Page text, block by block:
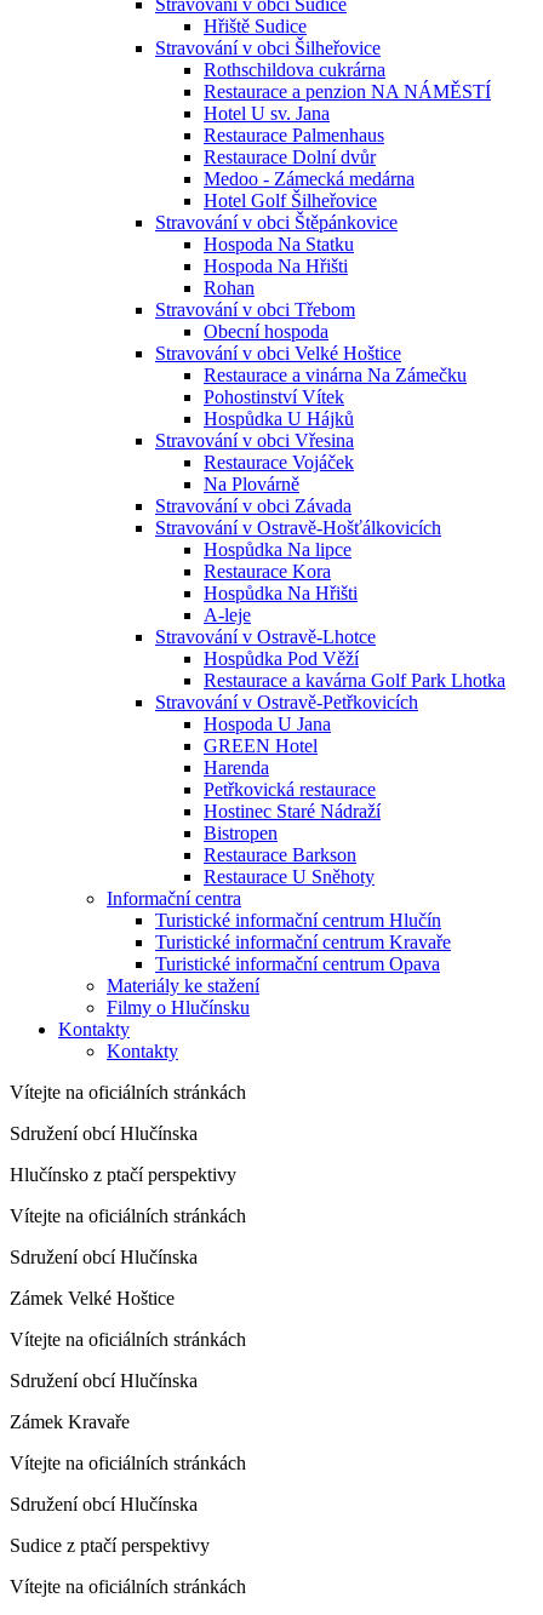
Stravování v obci Sudice
Hřiště Sudice
Stravování v obci Šilheřovice
Rothschildova cukrárna
Restaurace a penzion NA NÁMĚSTÍ
Hotel U sv. Jana
Restaurace Palmenhaus
Restaurace Dolní dvůr
Medoo - Zámecká medárna
Hotel Golf Šilheřovice
Stravování v obci Štěpánkovice
Hospoda Na Statku
Hospoda Na Hřišti
Rohan
Stravování v obci Třebom
Obecní hospoda
Stravování v obci Velké Hoštice
Restaurace a vinárna Na Zámečku
Pohostinství Vítek
Hospůdka U Hájků
Stravování v obci Vřesina
Restaurace Vojáček
Na Plovárně
Stravování v obci Závada
Stravování v Ostravě-Hošťálkovicích
Hospůdka Na lipce
Restaurace Kora
Hospůdka Na Hřišti
A-leje
Stravování v Ostravě-Lhotce
Hospůdka Pod Věží
Restaurace a kavárna Golf Park Lhotka
Stravování v Ostravě-Petřkovicích
Hospoda U Jana
GREEN Hotel
Harenda
Petřkovická restaurace
Hostinec Staré Nádraží
Bistropen
Restaurace Barkson
Restaurace U Sněhoty
Informační centra
Turistické informační centrum Hlučín
Turistické informační centrum Kravaře
Turistické informační centrum Opava
Materiály ke stažení
Filmy o Hlučínsku
Kontakty
Kontakty
Vítejte na oficiálních stránkách
Sdružení obcí Hlučínska
Hlučínsko z ptačí perspektivy
Vítejte na oficiálních stránkách
Sdružení obcí Hlučínska
Zámek Velké Hoštice
Vítejte na oficiálních stránkách
Sdružení obcí Hlučínska
Zámek Kravaře
Vítejte na oficiálních stránkách
Sdružení obcí Hlučínska
Sudice z ptačí perspektivy
Vítejte na oficiálních stránkách